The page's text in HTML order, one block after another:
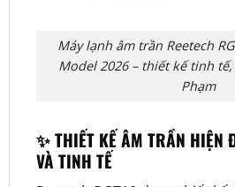
Máy lạnh âm trần Reetech
Model 2026 – thiết kế tinh
Phạm
✨ THIẾT KẾ ÂM TRẦN HIỆN
VÀ TINH TẾ